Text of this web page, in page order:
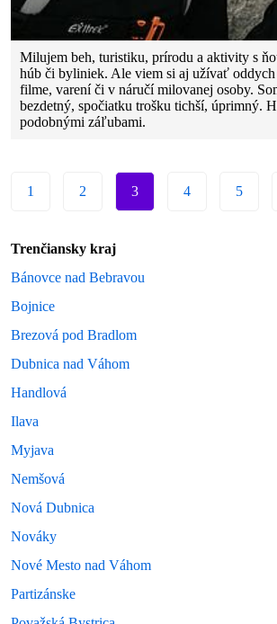
Milujem beh, turistiku, prírodu a aktivity s
húb či byliniek. Ale viem si aj užívať
filme, varení či v náručí milovanej osoby.
bezdetný, spočiatku trošku tichší, úprimný.
podobnými záľubami.
1 2 3 4 5
Trenčiansky kraj
Bánovce nad Bebravou
Bojnice
Brezová pod Bradlom
Dubnica nad Váhom
Handlová
Ilava
Myjava
Nemšová
Nová Dubnica
Nováky
Nové Mesto nad Váhom
Partizánske